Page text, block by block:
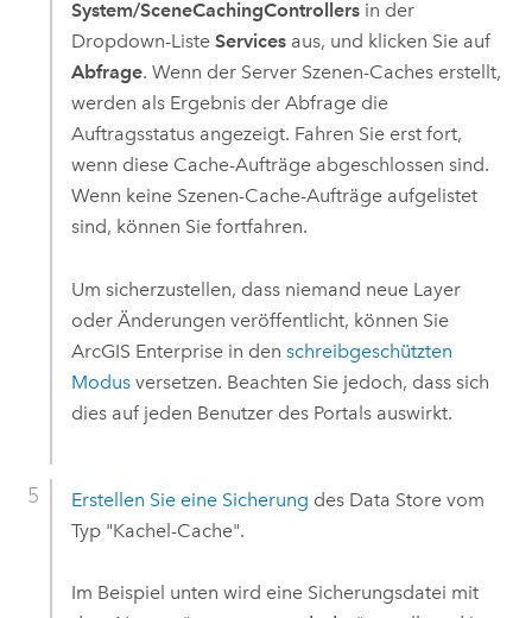
System/SceneCachingControllersin der
Dropdown-Liste Servicesaus, und klicken Sie auf
Abfrage. Wenn der Server Szenen-Caches erstellt,
werden als Ergebnis der Abfrage die
Auftragsstatus angezeigt. Fahren Sie erst fort,
wenn diese Cache-Aufträge abgeschlossen sind.
Wenn keine Szenen-Cache-Aufträge aufgelistet
sind, können Sie fortfahren.
Um sicherzustellen, dass niemand neue Layer
oder Änderungen veröffentlicht, können Sie
ArcGIS Enterprisein den schreibgeschützten
Modusversetzen. Beachten Sie jedoch, dass sich
dies auf jeden Benutzer des Portals auswirkt.
Erstellen Sie eine Sicherung des Data Store vom
Typ "Kachel-Cache".
Im Beispiel unten wird eine Sicherungsdatei mit